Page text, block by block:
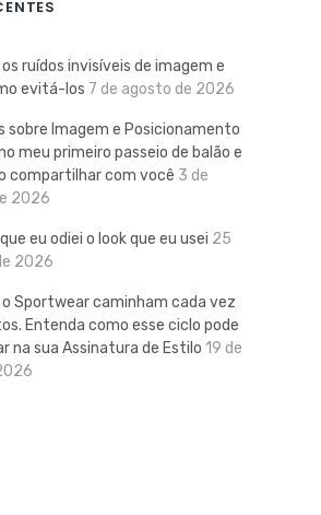
ruídos invisíveis de imagem e
evitá-los 7 de agosto de 2026
sobre Imagem e Posicionamento
meu primeiro passeio de balão e
compartilhar com você 3 de
2026
eu odiei o look que eu usei 25
2026
o Sportwear caminham cada vez
Entenda como esse ciclo pode
na sua Assinatura de Estilo 19 de